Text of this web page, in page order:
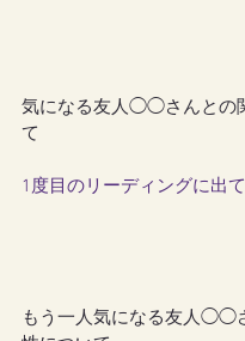
気になる友人◯◯さんとの
て
1度目のリーディングに出
もう一人気になる友人◯◯